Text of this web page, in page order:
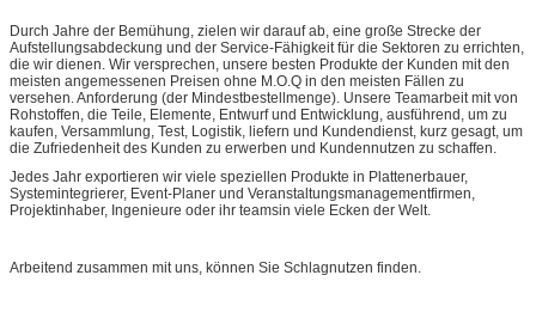
Durch Jahre der Bemühung, zielen wir darauf ab, eine große Strecke der
Aufstellungsabdeckung und der Service-Fähigkeit für die Sektoren zu errichten,
die wir dienen. Wir versprechen, unsere besten Produkte der Kunden mit den
meisten angemessenen Preisen ohne M.O.Q in den meisten Fällen zu
versehen. Anforderung (der Mindestbestellmenge). Unsere Teamarbeit mit von
Rohstoffen, die Teile, Elemente, Entwurf und Entwicklung, ausführend, um zu
kaufen, Versammlung, Test, Logistik, liefern und Kundendienst, kurz gesagt, um
die Zufriedenheit des Kunden zu erwerben und Kundennutzen zu schaffen.
Jedes Jahr exportieren wir viele speziellen Produkte in Plattenerbauer,
Systemintegrierer, Event-Planer und Veranstaltungsmanagementfirmen,
Projektinhaber, Ingenieure oder ihr teamsin viele Ecken der Welt.
Arbeitend zusammen mit uns, können Sie Schlagnutzen finden.